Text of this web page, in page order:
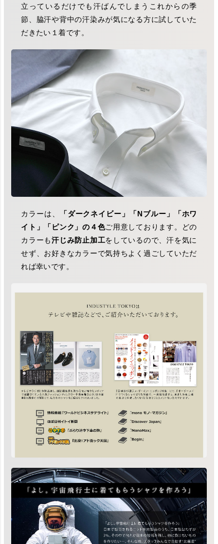
立っているだけでも汗ばんでしまうこれからの季
節、脇汗や背中の汗染みが気になる方に試していた
だきたい１着です。
カラーは、
「ダークネイビー」「Nブルー」「ホワ
イト」「ピンク」の４色ご用意しております。どの
カラーも汗じみ防止加工をしているので、汗を気に
せず、お好きなカラーで気持ちよく過ごしていただ
れば幸いです。